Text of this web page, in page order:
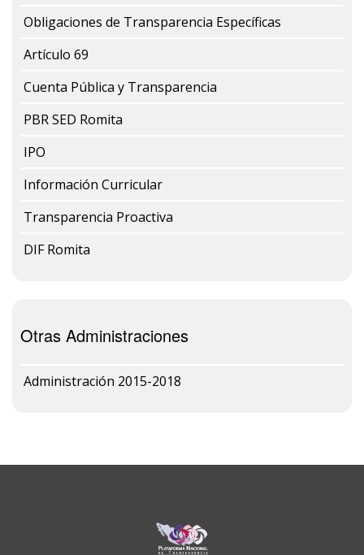
Obligaciones de Transparencia Específicas
Artículo 69
Cuenta Pública y Transparencia
PBR SED Romita
IPO
Información Curricular
Transparencia Proactiva
DIF Romita
Otras Administraciones
Administración 2015-2018